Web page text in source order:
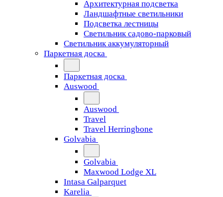
Архитектурная подсветка
Ландшафтные светильники
Подсветка лестницы
Светильник садово-парковый
Светильник аккумуляторный
Паркетная доска
Паркетная доска
Auswood
Auswood
Travel
Travel Herringbone
Golvabia
Golvabia
Maxwood Lodge XL
Intasa Galparquet
Karelia